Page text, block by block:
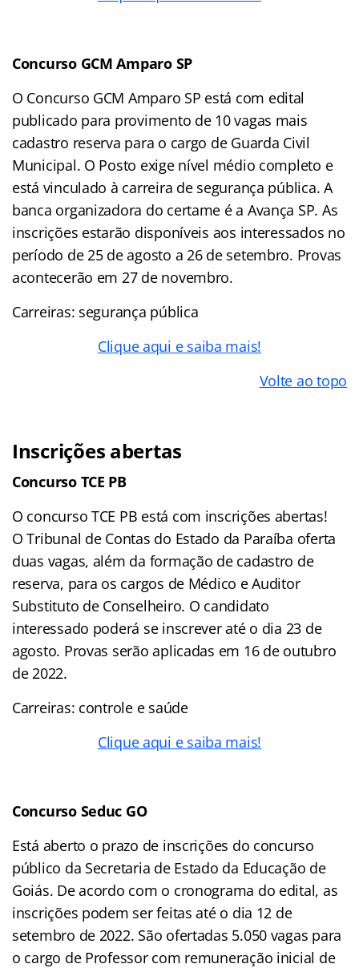
Concurso GCM Amparo SP
O Concurso GCM Amparo SP está com edital
publicado para provimento de 10 vagas mais
cadastro reserva para o cargo de Guarda Civil
Municipal. O Posto exige nível médio completo e
está vinculado à carreira de segurança pública. A
banca organizadora do certame é a Avança SP. As
inscrições estarão disponíveis aos interessados no
período de 25 de agosto a 26 de setembro. Provas
acontecerão em 27 de novembro.
Carreiras: segurança pública
Clique aqui e saiba mais!
Volte ao topo
Inscrições abertas
Concurso TCE PB
O concurso TCE PB está com inscrições abertas!
O Tribunal de Contas do Estado da Paraíba oferta
duas vagas, além da formação de cadastro de
reserva, para os cargos de Médico e Auditor
Substituto de Conselheiro. O candidato
interessado poderá se inscrever até o dia 23 de
agosto. Provas serão aplicadas em 16 de outubro
de 2022.
Carreiras: controle e saúde
Clique aqui e saiba mais!
Concurso Seduc GO
Está aberto o prazo de inscrições do concurso
público da Secretaria de Estado da Educação de
Goiás. De acordo com o cronograma do edital, as
inscrições podem ser feitas até o dia 12 de
setembro de 2022. São ofertadas 5.050 vagas para
o cargo de Professor com remuneração inicial de